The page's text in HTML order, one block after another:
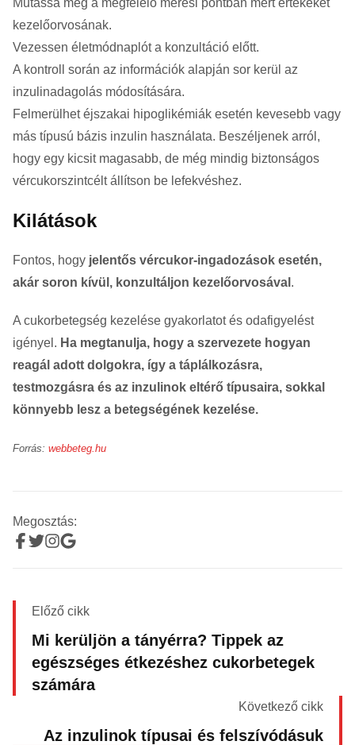
kezelőorvosának.
Vezessen életmódnaplót a konzultáció előtt.
A kontroll során az információk alapján sor kerül az
inzulinadagolás módosítására.
Felmerülhet éjszakai hipoglikémiák esetén kevesebb vagy
más típusú bázis inzulin használata. Beszéljenek arról,
hogy egy kicsit magasabb, de még mindig biztonságos
vércukorszintcélt állítson be lefekvéshez.
Kilátások
Fontos, hogy jelentős vércukor-ingadozások esetén,
akár soron kívül, konzultáljon kezelőorvosával .
A cukorbetegség kezelése gyakorlatot és odafigyelést
igényel. Ha megtanulja, hogy a szervezete hogyan
reagál adott dolgokra, így a táplálkozásra,
testmozgásra és az inzulinok eltérő típusaira, sokkal
könnyebb lesz a betegségének kezelése.
Forrás: webbeteg.hu
Megosztás:
Előző cikk
Mi kerüljön a tányérra? Tippek az
egészséges étkezéshez cukorbetegek
számára
Következő cikk
Az inzulinok típusai és felszívódásuk